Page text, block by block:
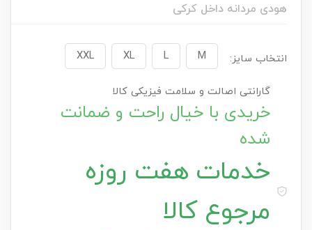
هودی مردانه داخل کرکی
انتخاب سایز: M
L
XL
XXL
گارانتی اصالت و سلامت فیزیکی کالا
خریدی با خیال راحت و ضمانت
شده
خدمات هفت روزه
مرجوع کالا